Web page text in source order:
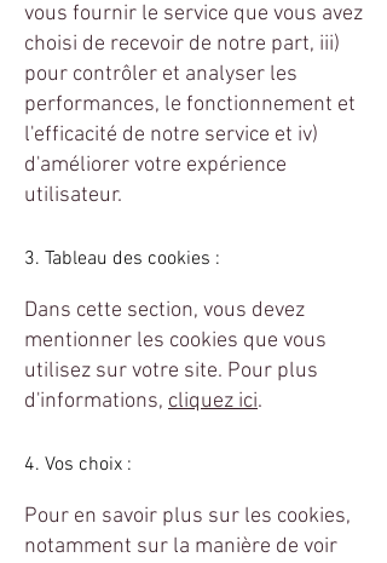
vous fournir le service que vous avez
choisi de recevoir de notre part, iii)
pour contrôler et analyser les
performances, le fonctionnement et
l'efficacité de notre service et iv)
d'améliorer votre expérience
utilisateur.
3. Tableau des cookies :
Dans cette section, vous devez
mentionner les cookies que vous
utilisez sur votre site. Pour plus
d'informations, cliquez ici.
4. Vos choix :
Pour en savoir plus sur les cookies,
notamment sur la manière de voir